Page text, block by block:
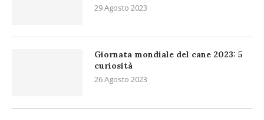
29 Agosto 2023
Giornata mondiale del cane 2023: 5
curiosità
26 Agosto 2023